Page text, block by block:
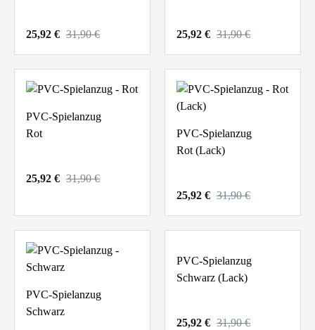
25,92 € 31,90 € 25,92 € 31,90 €
PVC-Spielanzug
Rot
25,92 € 31,90 €
PVC-Spielanzug
Rot (Lack)
25,92 € 31,90 €
PVC-Spielanzug
Schwarz
PVC-Spielanzug
Schwarz (Lack)
25,92 € 31,90 €